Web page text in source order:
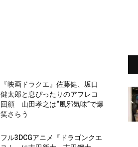
『映画ドラクエ』佐藤健、坂口
健太郎と息ぴったりのアフレコ
回顧 山田孝之は“風邪気味”で爆
笑さらう
フル3DCGアニメ『ドラゴンクエ